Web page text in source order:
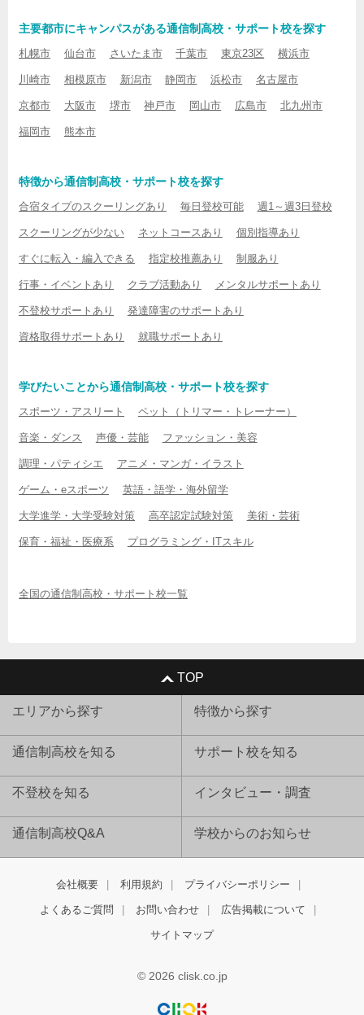
主要都市にキャンパスがある通信制高校・サポート校を探す
札幌市 仙台市 さいたま市 千葉市 東京23区 横浜市
川崎市 相模原市 新潟市 静岡市 浜松市 名古屋市
京都市 大阪市 堺市 神戸市 岡山市 広島市 北九州市
福岡市 熊本市
特徴から通信制高校・サポート校を探す
合宿タイプのスクーリングあり 毎日登校可能 週1～週3日登校
スクーリングが少ない ネットコースあり 個別指導あり
すぐに転入・編入できる 指定校推薦あり 制服あり
行事・イベントあり クラブ活動あり メンタルサポートあり
不登校サポートあり 発達障害のサポートあり
資格取得サポートあり 就職サポートあり
学びたいことから通信制高校・サポート校を探す
スポーツ・アスリート ペット（トリマー・トレーナー）
音楽・ダンス 声優・芸能 ファッション・美容
調理・パティシエ アニメ・マンガ・イラスト
ゲーム・eスポーツ 英語・語学・海外留学
大学進学・大学受験対策 高卒認定試験対策 美術・芸術
保育・福祉・医療系 プログラミング・ITスキル
全国の通信制高校・サポート校一覧
TOP
エリアから探す 特徴から探す
通信制高校を知る サポート校を知る
不登校を知る インタビュー・調査
通信制高校Q&A 学校からのお知らせ
会社概要 利用規約 プライバシーポリシー
よくあるご質問 お問い合わせ 広告掲載について
サイトマップ
© 2026 clisk.co.jp